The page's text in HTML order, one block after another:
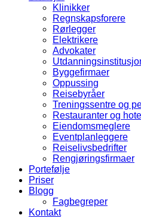
Klinikker
Regnskapsforere
Rørlegger
Elektrikere
Advokater
Byggefirmaer
Oppussing
Reisebyråer
Treningssentre og
Restauranter og
Eiendomsmeglere
Eventplanleggere
Reiselivsbedrifter
Rengjøringsfirmaer
Portefølje
Priser
Blogg
Fagbegreper
Kontakt